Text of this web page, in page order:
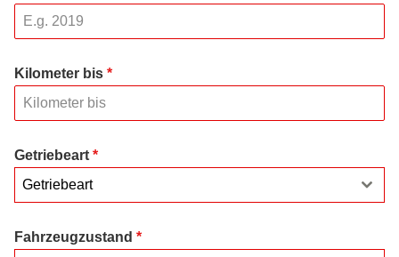
Kilometer bis *
Getriebeart *
Getriebeart
Fahrzeugzustand *